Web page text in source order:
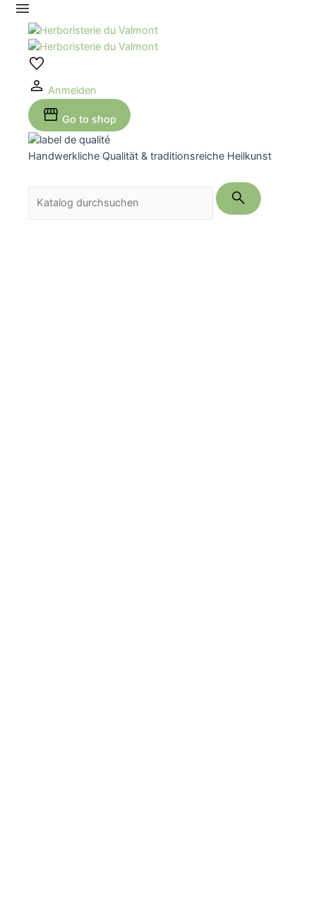
Zum
springen
Anmelden
Go to shop
Handwerkliche Qualität & traditionsreiche Heilkunst